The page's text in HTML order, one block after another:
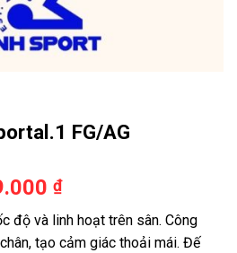
FG/AG
₫
độ và linh hoạt trên sân. Công
tạo cảm giác thoải mái. Đế